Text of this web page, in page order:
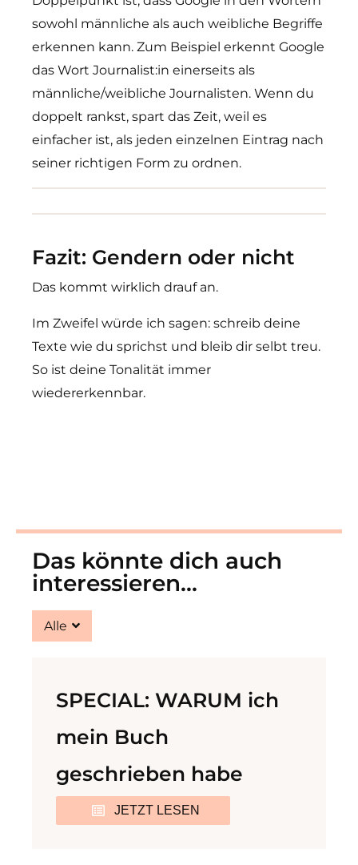
sowohl männliche als auch weibliche Begriffe
erkennen kann. Zum Beispiel erkennt Google
das Wort Journalist:in einerseits als
männliche/weibliche Journalisten. Wenn du
doppelt rankst, spart das Zeit, weil es
einfacher ist, als jeden einzelnen Eintrag nach
seiner richtigen Form zu ordnen.
Fazit: Gendern oder nicht
Das kommt wirklich drauf an.
Im Zweifel würde ich sagen: schreib deine
Texte wie du sprichst und bleib dir selbt treu.
So ist deine Tonalität immer
wiedererkennbar.
Das könnte dich auch
interessieren...
Alle
SPECIAL: WARUM ich
mein Buch
geschrieben habe
JETZT LESEN